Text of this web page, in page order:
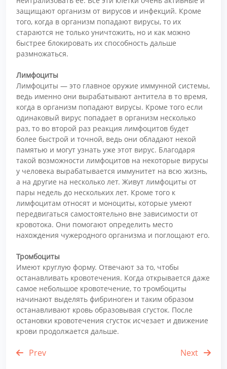
защищают организм от вирусов и инфекций. Кроме
того, когда в организм попадают вирусы, то их
стараются не только уничтожить, но и как можно
быстрее блокировать их способность дальше
размножаться.
Лимфоциты
Лимфоциты — это главное оружие иммунной системы,
ведь именно они вырабатывают антитела в то время,
когда в организм попадают вирусы. Кроме того если
одинаковый вирус попадает в организм несколько
раз, то во второй раз реакция лимфоцитов будет
более быстрой и точной, ведь они обладают некой
памятью и могут узнать уже этот вирус. Благодаря
такой возможности лимфоцитов на некоторые вирусы
у человека вырабатывается иммунитет на всю жизнь,
а на другие на несколько лет. Живут лимфоциты от
пары недель до нескольких лет. Кроме того к
лимфоцитам относят и моноциты, которые умеют
передвигаться самостоятельно вне зависимости от
кровотока. Они помогают определить место
нахождения чужеродного организма и поглощают его.
Тромбоциты
Имеют круглую форму. Отвечают за то, чтобы
останавливать кровотечения. Когда открывается даже
самое небольшое кровотечение, то тромбоциты
начинают выделять фибриноген и таким образом
останавливают кровь образовывая сгусток. После
остановки кровотечения сгусток исчезает и движение
крови продолжается дальше.
Prev Next